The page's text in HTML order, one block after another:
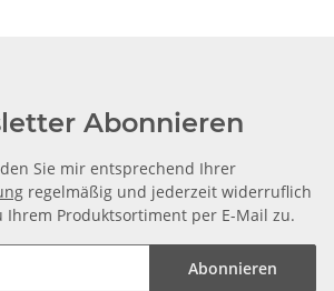
Abonnieren
Sie mir entsprechend Ihrer
regelmäßig und jederzeit widerruflich
Ihrem Produktsortiment per E-Mail zu.
Abonnieren